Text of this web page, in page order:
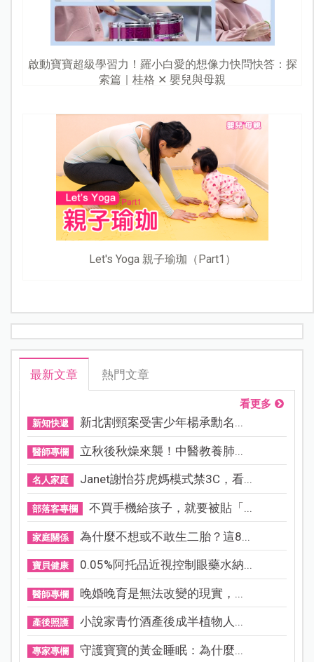
啟動寶寶超級學習力！羅小白愛的想像力快問快答：探
索篇｜桂格 ✕ 嬰兒與母親
Let's Yoga 親子瑜珈（Part1）
最新文章 熱門文章
看更多
新知快遞 新北割頸案受害少年楊承勳名...
醫師專欄 立秋後秋燥來襲！中醫教養肺...
名人家庭 Janet謝怡芬虎媽模式禁3C，看...
部落客專欄 不買手機給孩子，就要被貼「...
家庭關係 為什麼不想或不敢生二胎？這8...
寶貝健康 0.05%阿托品近視控制眼藥水納...
醫師專欄 晚婚晚育是無法改變的現實，...
產後照護 小說家青竹酒產後成半植物人...
專家專欄 守護寶寶的黃金睡眠：為什麼...